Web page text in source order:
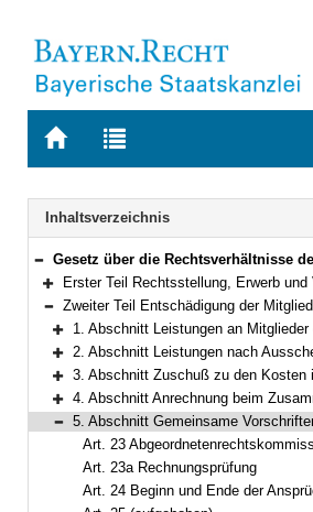
Zur
BAYERN.RECHT
Zur
letzten
Suche
Navigation
Inhaltsverzeichnis
Bereich reduzieren
Gesetz über die Rechtsverhältnisse der Mitglieder des Bayerischen Landtags (Bayerisches Abgeordnetengesetz – BayAbgG) in der Fassung
Bereich erweitern
Erster Teil Rechtsstellung, Erwerb und Verlust der
Bereich reduzieren
Zweiter Teil Entschädigung der Mitglieder des Bayerischen
Bereich erweitern
1. Abschnitt Leistungen an Mitglieder des
Bereich erweitern
2. Abschnitt Leistungen nach Ausscheiden aus dem
Bereich erweitern
3. Abschnitt Zuschuß zu den Kosten in Krankheits-, Pflege- und
Bereich erweitern
4. Abschnitt Anrechnung beim Zusammentreffen mehrerer
Bereich reduzieren
5. Abschnitt Gemeinsame
Art. 23
Art. 23a Rechnungsprüfung
Art. 24 Beginn und Ende der